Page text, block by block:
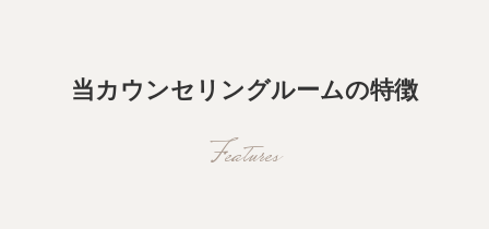
当カウンセリングルームの特徴
Features